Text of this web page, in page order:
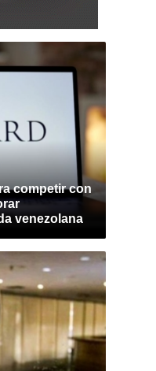
competir con
venezolana